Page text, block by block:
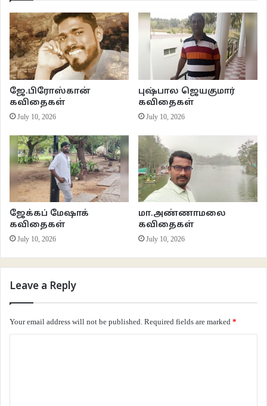
மனதின்
மங்கல மண்டபத்தில்
எங்கள் நடனத்தின்
அரங்கேற்றம்!
நடன அசைவின்
நகர்வுகளில்
உச்சஸ்தாயின்
உத்வேகத்தில்
ஆயுதங்களை
நாங்கள்
எப்போதோ
துறந்திருந்தோம்!
தாளகதியில்
சுழன்றாடும்
வளையத்தில்
நுழைந்திருந்தோம்
ஜே.பிரோஸ்கான்
கவிதைகள்
July 10, 2026
புஷ்பால ஜெயகுமார்
கவிதைகள்
July 10, 2026
ஜேக்கப் மேஷாக்
கவிதைகள்
July 10, 2026
மா.அண்ணாமலை
கவிதைகள்
July 10, 2026
Leave a Reply
Your email address will not be published. Required fields are marked *